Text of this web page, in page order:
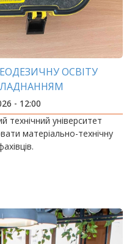
ОСВІТУ
- 12:00
технічний університет
матеріально-технічну